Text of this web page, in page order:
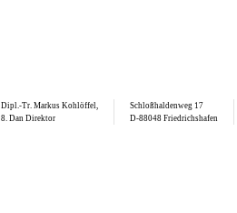
Dipl.-Tr. Markus Kohlöffel,
8. Dan Direktor
Schloßhaldenweg 17
D-88048 Friedrichshafen